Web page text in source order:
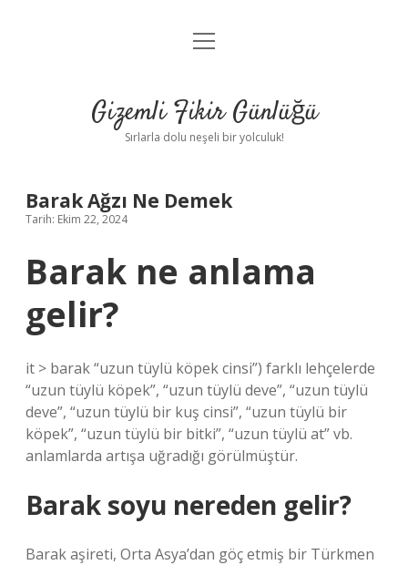
Anasayfa
Yasal Uyarı
menüyü
Gizemli Fikir Günlüğü
Sırlarla dolu neşeli bir yolculuk!
Barak Ağzı Ne Demek
Tarih: Ekim 22, 2024
Barak ne anlama
gelir?
it > barak “uzun tüylü köpek cinsi”) farklı lehçelerde
“uzun tüylü köpek”, “uzun tüylü deve”, “uzun tüylü
deve”, “uzun tüylü bir kuş cinsi”, “uzun tüylü bir
köpek”, “uzun tüylü bir bitki”, “uzun tüylü at” vb.
anlamlarda artışa uğradığı görülmüştür.
Barak soyu nereden gelir?
Barak aşireti, Orta Asya’dan göç etmiş bir Türkmen